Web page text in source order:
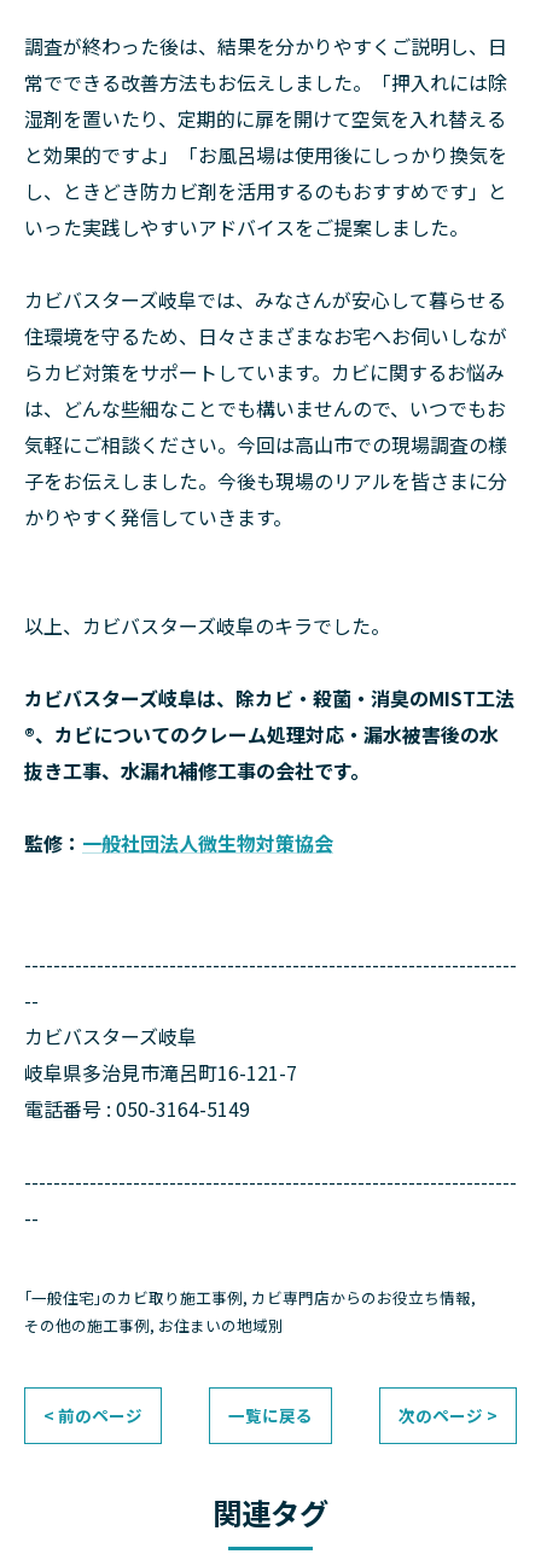
調査が終わった後は、結果を分かりやすくご説明し、日
常でできる改善方法もお伝えしました。「押入れには除
湿剤を置いたり、定期的に扉を開けて空気を入れ替える
と効果的ですよ」「お風呂場は使用後にしっかり換気を
し、ときどき防カビ剤を活用するのもおすすめです」と
いった実践しやすいアドバイスをご提案しました。
カビバスターズ岐阜では、みなさんが安心して暮らせる
住環境を守るため、日々さまざまなお宅へお伺いしなが
らカビ対策をサポートしています。カビに関するお悩み
は、どんな些細なことでも構いませんので、いつでもお
気軽にご相談ください。今回は高山市での現場調査の様
子をお伝えしました。今後も現場のリアルを皆さまに分
かりやすく発信していきます。
以上、カビバスターズ岐阜のキラでした。
カビバスターズ岐阜は、除カビ・殺菌・消臭のMIST工法
®、カビについてのクレーム処理対応・漏水被害後の水
抜き工事、水漏れ補修工事の会社です。
監修： 一般社団法人微生物対策協会
--------------------------------------------------------------------
--
カビバスターズ岐阜
岐阜県多治見市滝呂町16-121-7
電話番号 : 050-3164-5149
--------------------------------------------------------------------
--
｢一般住宅｣のカビ取り施工事例 カビ専門店からのお役立ち情報
その他の施工事例 お住まいの地域別
< 前のページ 一覧に戻る 次のページ >
関連タグ